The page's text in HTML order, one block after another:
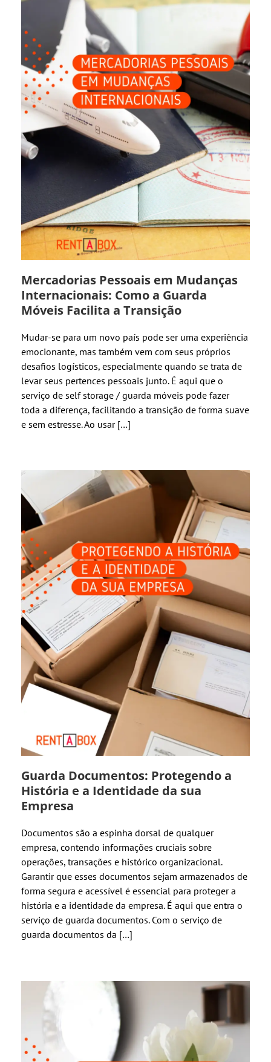
Mercadorias Pessoais em Mudanças
Internacionais: Como a Guarda
Móveis Facilita a Transição
Mudar-se para um novo país pode ser uma experiência
emocionante, mas também vem com seus próprios
desafios logísticos, especialmente quando se trata de
levar seus pertences pessoais junto. É aqui que o
serviço de self storage / guarda móveis pode fazer
toda a diferença, facilitando a transição de forma suave
e sem estresse. Ao usar […]
Guarda Documentos: Protegendo a
História e a Identidade da sua
Empresa
Documentos são a espinha dorsal de qualquer
empresa, contendo informações cruciais sobre
operações, transações e histórico organizacional.
Garantir que esses documentos sejam armazenados de
forma segura e acessível é essencial para proteger a
história e a identidade da empresa. É aqui que entra o
serviço de guarda documentos. Com o serviço de
guarda documentos da […]